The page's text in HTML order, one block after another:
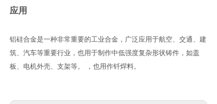
应用
铝硅合金是一种非常重要的工业合金，广泛应用于航空、交通、建
筑、汽车等重要行业，也用于制作中低强度复杂形状铸件，如盖
板、电机外壳、支架等。 ，也用作钎焊料。